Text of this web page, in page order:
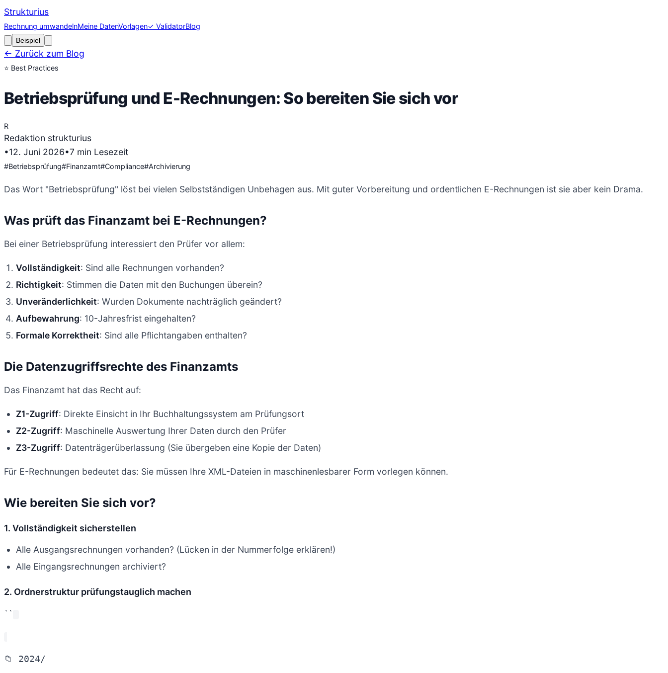
Strukturius
Rechnung umwandelnMeine DatenVorlagen✓ ValidatorBlog
Beispiel
← Zurück zum Blog
⭐ Best Practices
Betriebsprüfung und E-Rechnungen: So bereiten Sie sich vor
R
Redaktion strukturius
•12. Juni 2026•7 min Lesezeit
#Betriebsprüfung#Finanzamt#Compliance#Archivierung
Das Wort "Betriebsprüfung" löst bei vielen Selbstständigen Unbehagen aus. Mit guter Vorbereitung und ordentlichen E-Rechnungen ist sie aber kein Drama.
Was prüft das Finanzamt bei E-Rechnungen?
Bei einer Betriebsprüfung interessiert den Prüfer vor allem:
Vollständigkeit: Sind alle Rechnungen vorhanden?
Richtigkeit: Stimmen die Daten mit den Buchungen überein?
Unveränderlichkeit: Wurden Dokumente nachträglich geändert?
Aufbewahrung: 10-Jahresfrist eingehalten?
Formale Korrektheit: Sind alle Pflichtangaben enthalten?
Die Datenzugriffsrechte des Finanzamts
Das Finanzamt hat das Recht auf:
Z1-Zugriff: Direkte Einsicht in Ihr Buchhaltungssystem am Prüfungsort
Z2-Zugriff: Maschinelle Auswertung Ihrer Daten durch den Prüfer
Z3-Zugriff: Datenträgerüberlassung (Sie übergeben eine Kopie der Daten)
Für E-Rechnungen bedeutet das: Sie müssen Ihre XML-Dateien in maschinenlesbarer Form vorlegen können.
Wie bereiten Sie sich vor?
1. Vollständigkeit sicherstellen
Alle Ausgangsrechnungen vorhanden? (Lücken in der Nummerfolge erklären!)
Alle Eingangsrechnungen archiviert?
2. Ordnerstruktur prüfungstauglich machen
``
📁 2024/